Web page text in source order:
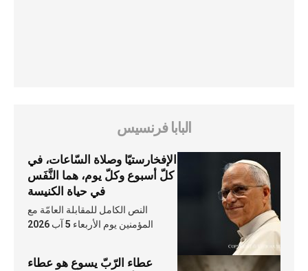
البابا فرنسيس
الإفخارستيّا وصلاة السّاعات، في
كلّ أسبوع وكلّ يوم، هما النَّفَس
في حياة الكنيسة
النص الكامل للمقابلة العامّة مع
المؤمنين يوم الأربعاء 5 آب 2026
عطاء الرّبّ يسوع هو عطاء